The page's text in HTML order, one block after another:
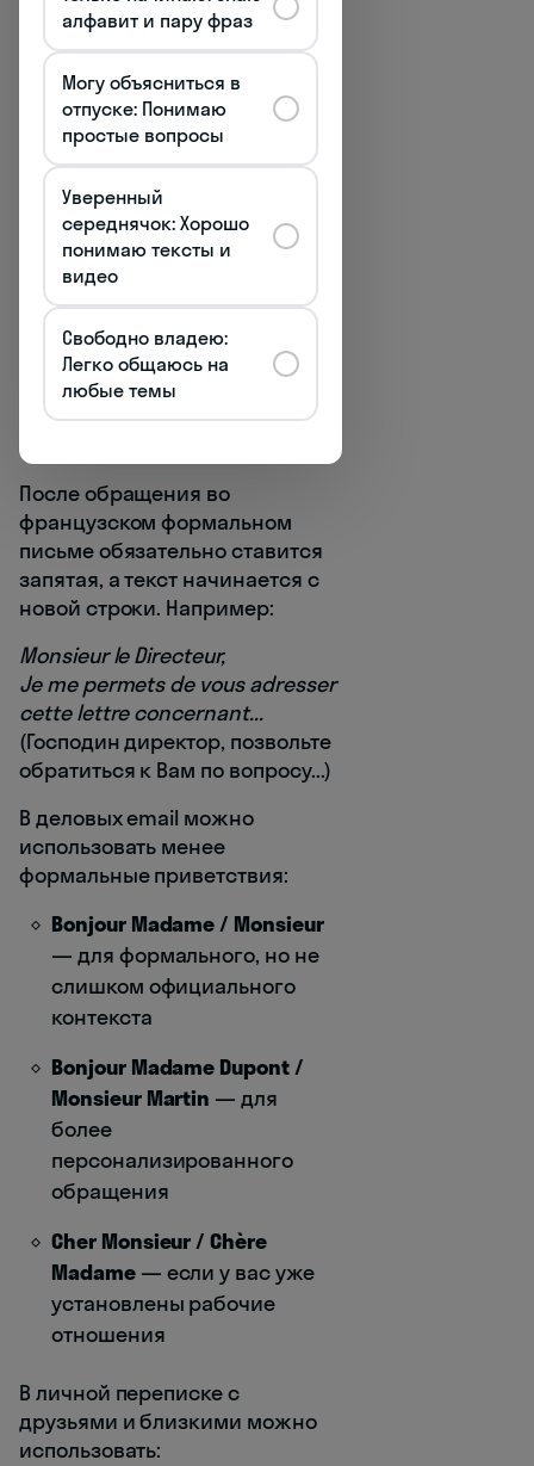
специальные формы:
Madame la Directrice
—
директору
Monsieur le Président /
Madame la Présidente
президенту компании
Monsieur le Professeur /
профессору
Maître— адвокату
После обращения во
французском формальном
письме обязательно ставится
запятая, а текст начинается с
новой строки. Например:
Monsieur le Directeur,
Je me permets de vous adresser
cette lettre concernant...
(Господин директор, позвольте
обратиться к Вам по вопросу...)
В деловых email можно
использовать менее
формальные приветствия:
Bonjour Madame / Monsieur
— для формального, но не
слишком официального
контекста
Bonjour Madame Dupont /
Monsieur Martin — для
более
персонализированного
обращения
Cher Monsieur / Chère
Madame— если у вас уже
установлены рабочие
отношения
В личной переписке с
друзьями и близкими можно
использовать:
алфавит и пару фраз
Могу объясниться в
отпуске: Понимаю
простые вопросы
Уверенный
середнячок: Хорошо
понимаю тексты и
видео
Свободно владею:
Легко общаюсь на
любые темы